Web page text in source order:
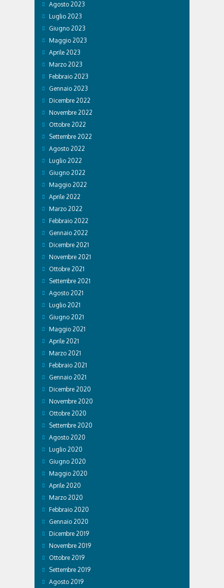
Agosto 2023
Luglio 2023
Giugno 2023
Maggio 2023
Aprile 2023
Marzo 2023
Febbraio 2023
Gennaio 2023
Dicembre 2022
Novembre 2022
Ottobre 2022
Settembre 2022
Agosto 2022
Luglio 2022
Giugno 2022
Maggio 2022
Aprile 2022
Marzo 2022
Febbraio 2022
Gennaio 2022
Dicembre 2021
Novembre 2021
Ottobre 2021
Settembre 2021
Agosto 2021
Luglio 2021
Giugno 2021
Maggio 2021
Aprile 2021
Marzo 2021
Febbraio 2021
Gennaio 2021
Dicembre 2020
Novembre 2020
Ottobre 2020
Settembre 2020
Agosto 2020
Luglio 2020
Giugno 2020
Maggio 2020
Aprile 2020
Marzo 2020
Febbraio 2020
Gennaio 2020
Dicembre 2019
Novembre 2019
Ottobre 2019
Settembre 2019
Agosto 2019